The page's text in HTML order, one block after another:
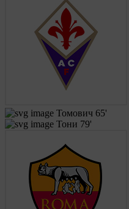
Томович 65'
Тони 79'